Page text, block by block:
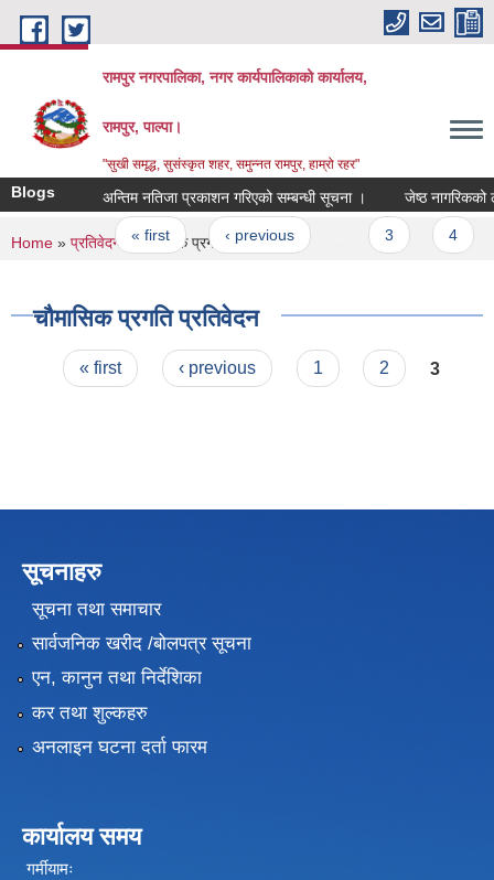
Skip to main content
रामपुर नगरपालिका, नगर कार्यपालिकाको कार्यालय,
रामपुर, पाल्पा।
"सुखी समृद्ध, सुसंस्कृत शहर, समुन्नत रामपुर, हाम्रो रहर"
Blogs अन्तिम नतिजा प्रकाशन गरिएको सम्बन्धी सूचना । जेष्ठ नागरिकको
Pages
« first ‹ previous
You are here
Home » प्रतिवेदन » चौमासिक प्रगति प्रतिवेदन
चौमासिक प्रगति प्रतिवेदन
Pages
« first ‹ previous 1 2 3
सूचनाहरु
सूचना तथा समाचार
सार्वजनिक खरीद /बोलपत्र सूचना
एन, कानुन तथा निर्देशिका
कर तथा शुल्कहरु
अनलाइन घटना दर्ता फारम
कार्यालय समय
गर्मीयामः